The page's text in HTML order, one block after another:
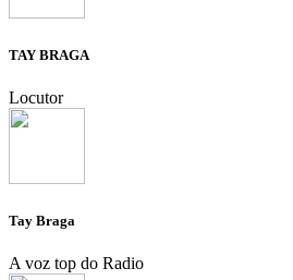
TAY BRAGA
Locutor
Tay Braga
A voz top do Radio